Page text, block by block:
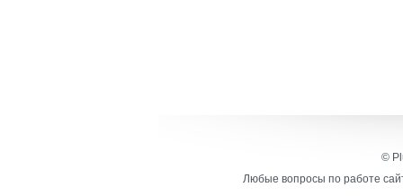
©
Любые вопросы по работе